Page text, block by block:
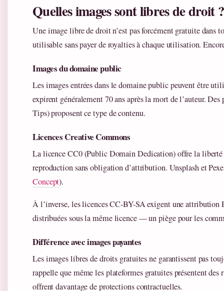
Quelles images sont libres de droit ?
Une image libre de droit n’est pas forcément gratuite dans
utilisable sans payer de royalties à chaque utilisation.
Images du domaine public
Les images entrées dans le domaine public peuvent être
expirent généralement 70 ans après la mort de l’auteur.
Tips) proposent ce type de contenu.
Licences Creative Commons
La licence CC0 (Public Domain Dedication) offre la
reproduction sans obligation d’attribution. Unsplash et
Concept).
À l’inverse, les licences CC-BY-SA exigent une attribution
distribuées sous la même licence — un piège pour les
Différence avec images payantes
Les images libres de droits gratuites ne garantissent pas
rappelle que même les plateformes gratuites présentent des
offrent davantage de protections contractuelles.